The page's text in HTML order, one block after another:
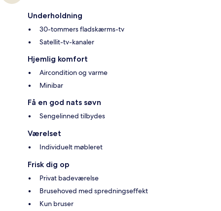
Underholdning
30-tommers fladskærms-tv
Satellit-tv-kanaler
Hjemlig komfort
Aircondition og varme
Minibar
Få en god nats søvn
Sengelinned tilbydes
Værelset
Individuelt møbleret
Frisk dig op
Privat badeværelse
Brusehoved med spredningseffekt
Kun bruser